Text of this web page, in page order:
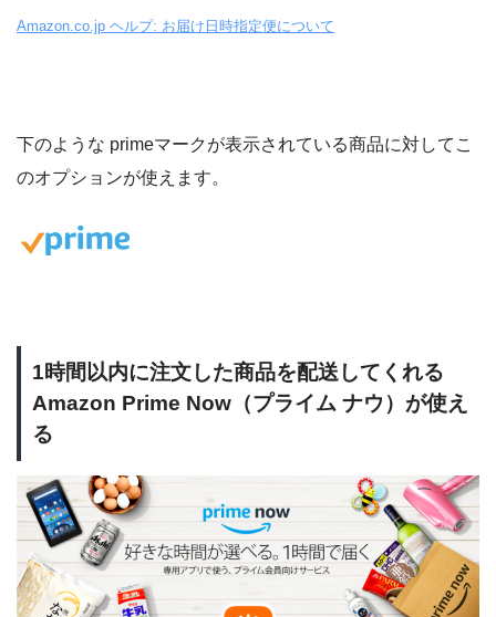
Amazon.co.jp ヘルプ: お届け日時指定便について
下のような primeマークが表示されている商品に対してこ
のオプションが使えます。
1時間以内に注文した商品を配送してくれる
Amazon Prime Now（プライム ナウ）が使え
る